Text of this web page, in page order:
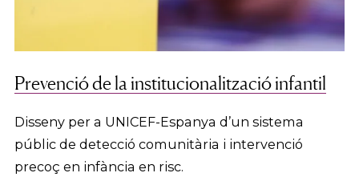
Prevenció de la institucionalització infantil
Disseny per a UNICEF-Espanya d’un sistema
públic de detecció comunitària i intervenció
precoç en infància en risc.